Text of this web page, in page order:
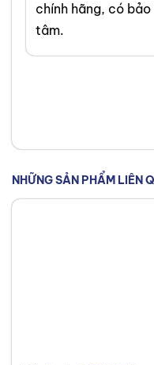
mới
năng
sách
chính hãng, có
tâm.
NHỮNG SẢN PHẨM LIÊN